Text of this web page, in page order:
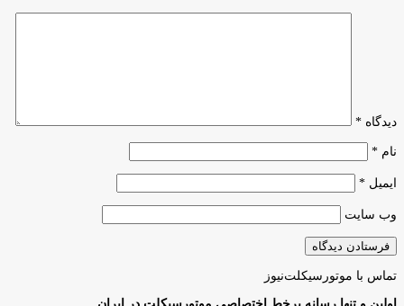
دیدگاه *
نام *
ایمیل *
وب‌ سایت
تماس با موتورسیکلت‌نیوز
اولین و تنها رسانه برخط اختصاصی موتورسیکلت در ایران